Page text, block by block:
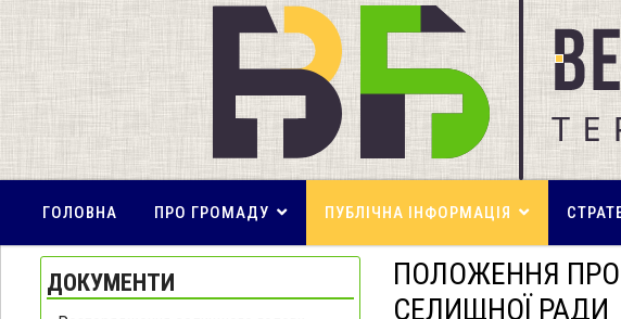
ГОЛОВНА ПРО ГРОМАДУ ПУБЛІЧНА ІНФОРМАЦІЯ
ДОКУМЕНТИ
ПОЛОЖЕННЯ
СЕЛИЩНОЇ РАДИ